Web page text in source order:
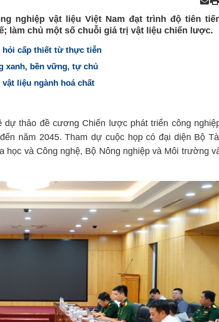
nghiệp vật liệu Việt Nam đạt trình độ tiên
làm chủ một số chuỗi giá trị vật liệu chiến lược.
hỏi cấp thiết từ thực tiễn
xanh, bền vững, tự chủ
liệu ngành hoá chất
dự thảo đề cương Chiến lược phát triển công
năm 2045. Tham dự cuộc họp có đại diện Bộ
học và Công nghệ, Bộ Nông nghiệp và Môi trường